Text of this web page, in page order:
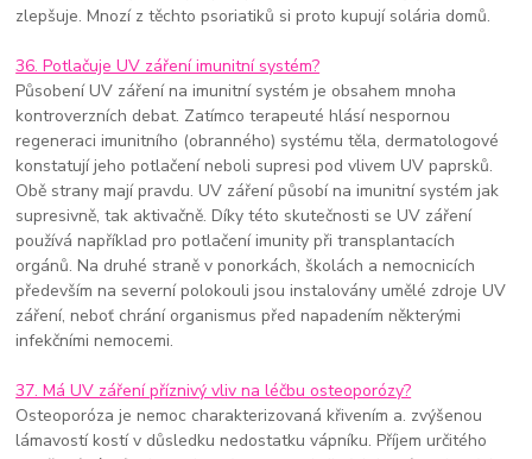
zlepšuje. Mnozí z těchto psoriatiků si proto kupují solária domů.
36. Potlačuje UV záření imunitní systém?
Působení UV záření na imunitní systém je obsahem mnoha
kontroverzních debat. Zatímco terapeuté hlásí nespornou
regeneraci imunitního (obranného) systému těla, dermatologové
konstatují jeho potlačení neboli supresi pod vlivem UV paprsků.
Obě strany mají pravdu. UV záření působí na imunitní systém jak
supresivně, tak aktivačně. Díky této skutečnosti se UV záření
používá například pro potlačení imunity při transplantacích
orgánů. Na druhé straně v ponorkách, školách a nemocnicích
především na severní polokouli jsou instalovány umělé zdroje UV
záření, neboť chrání organismus před napadením některými
infekčními nemocemi.
37. Má UV záření příznivý vliv na léčbu osteoporózy?
Osteoporóza je nemoc charakterizovaná křivením a. zvýšenou
lámavostí kostí v důsledku nedostatku vápníku. Příjem určitého